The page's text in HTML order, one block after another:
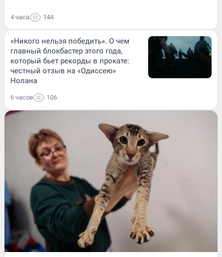
4 часа 144
«Никого нельзя победить». О чем
главный блокбастер этого года,
который бьет рекорды в прокате:
честный отзыв на «Одиссею»
Нолана
6 часов 106